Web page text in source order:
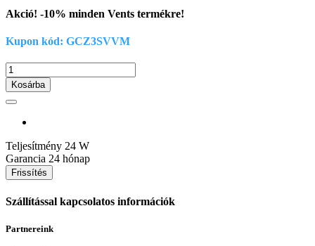
Akció! -10% minden Vents termékre!
Kupon kód: GCZ3SVVM
Kosárba
Teljesítmény 24 W
Garancia 24 hónap
Szállítással kapcsolatos információk
Partnereink